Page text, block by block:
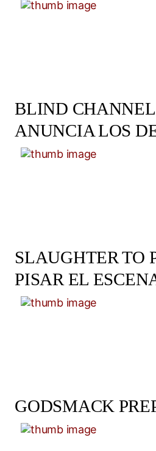
BLIND
ANUNCIA LOS
SLAUGHTER TO
PISAR EL
GODSMACK